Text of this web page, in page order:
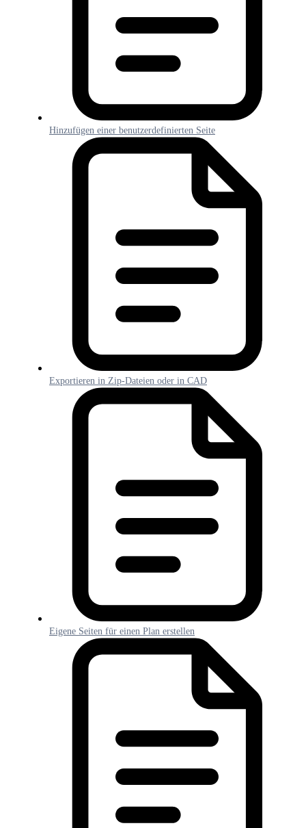
Hinzufügen einer benutzerdefinierten Seite
Exportieren in Zip-Dateien oder in CAD
Eigene Seiten für einen Plan erstellen